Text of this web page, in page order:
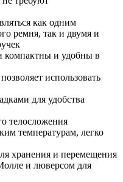
как одним
ремня, так и двумя и
компактны и удобны в
использовать
для удобства
телосложения
температурам, легко
хранения и перемещения
и люверсом для